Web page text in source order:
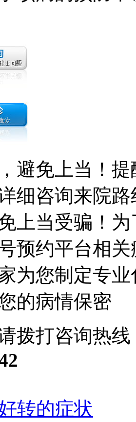
避免上当！
细咨询来院
上当受骗！
预约平台相
为您制定专
的病情保密
拨打咨询热线
转的症状